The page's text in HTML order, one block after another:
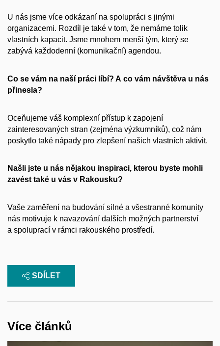
U nás jsme více odkázaní na spolupráci s jinými
organizacemi. Rozdíl je také v tom, že nemáme tolik
vlastních kapacit. Jsme mnohem menší tým, který se
zabývá každodenní (komunikační) agendou.
Co se vám na naší práci líbí? A co vám návštěva u nás
přinesla?
Oceňujeme váš komplexní přístup k zapojení
zainteresovaných stran (zejména výzkumníků), což nám
poskytlo také nápady pro zlepšení našich vlastních aktivit.
Našli jste u nás nějakou inspiraci, kterou byste mohli
zavést také u vás v Rakousku?
Vaše zaměření na budování silné a všestranné komunity
nás motivuje k navazování dalších možných partnerství
a spoluprací v rámci rakouského prostředí.​
SDÍLET
Více článků